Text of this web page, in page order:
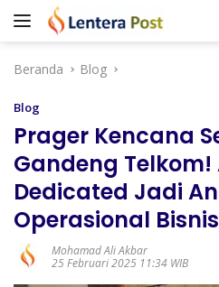
Langsung
Beranda
Blog
Blog
Prager Kencana
Gandeng Telkom!
Dedicated Jadi
Operasional
Mohamad Ali Akbar
25 Februari 2025 11:34 WIB